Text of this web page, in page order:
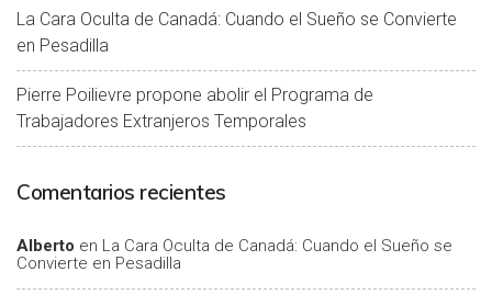
La Cara Oculta de Canadá: Cuando el Sueño se Convierte
en Pesadilla
Pierre Poilievre propone abolir el Programa de
Trabajadores Extranjeros Temporales
Comentarios recientes
Alberto en La Cara Oculta de Canadá: Cuando el Sueño se
Convierte en Pesadilla